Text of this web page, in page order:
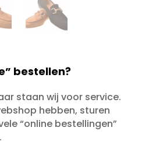
bestellen?
staan wij voor service.
hebben, sturen
“online bestellingen”